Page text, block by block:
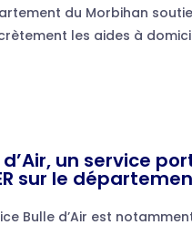
du Morbihan
les aides à
d’Air, un service
sur le
Bulle d’Air est